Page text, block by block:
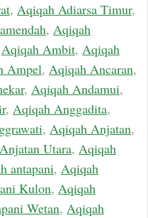
, Aqiqah Adiarsa Timur,
, Aqiqah
Aqiqah Ambit, Aqiqah
Ampel, Aqiqah Ancaran,
, Aqiqah Andamui,
, Aqiqah Anggadita,
, Aqiqah Anjatan,
Utara, Aqiqah
antapani, Aqiqah
Kulon, Aqiqah
Wetan, Aqiqah